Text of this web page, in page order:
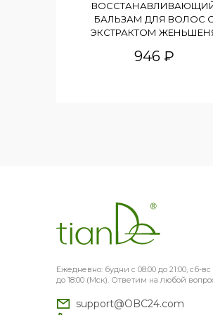
БАЛЬЗАМ ДЛЯ ВОЛОС С
ЭКСТРАКТОМ
946 ₽
Ежедневно: будни с 08:00 до 21:00, сб-вс
до 18:00 (Мск). Ответим на любой
support@OBC24.com